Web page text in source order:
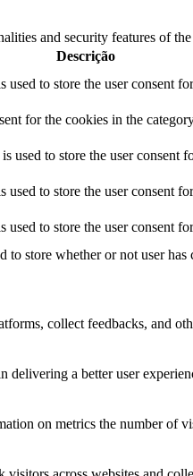
and security features of
Descrição
to store the user consent
for the cookies in the
to store the user consent
to store the user consent
to store the user consent
store whether or not user
collect feedbacks, and
delivering a better user
on metrics the number of